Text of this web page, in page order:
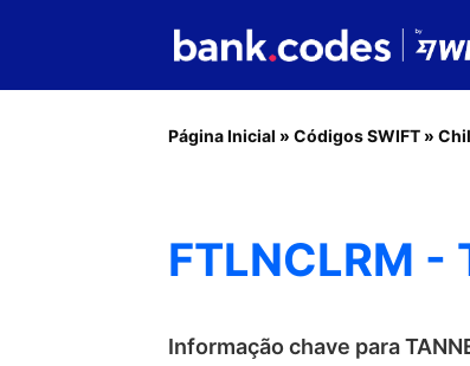
Página Inicial » Códigos SWIFT »
FTLNCLRM -
Informação chave para